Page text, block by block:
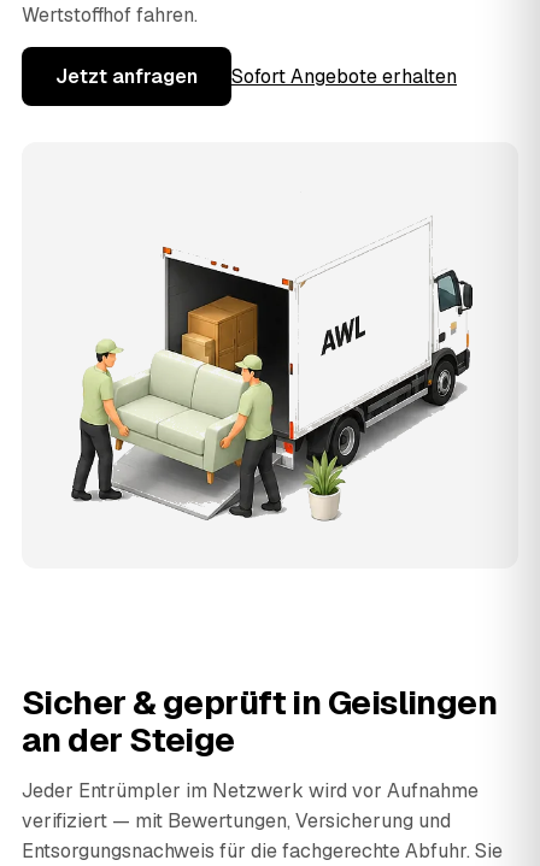
Wertstoffhof fahren.
Jetzt anfragen Sofort Angebote erhalten
Sicher & geprüft inGeislingen
an der Steige
Jeder Entrümpler im Netzwerk wird vor Aufnahme
verifiziert — mit Bewertungen, Versicherung und
Entsorgungsnachweis für die fachgerechte Abfuhr. Sie